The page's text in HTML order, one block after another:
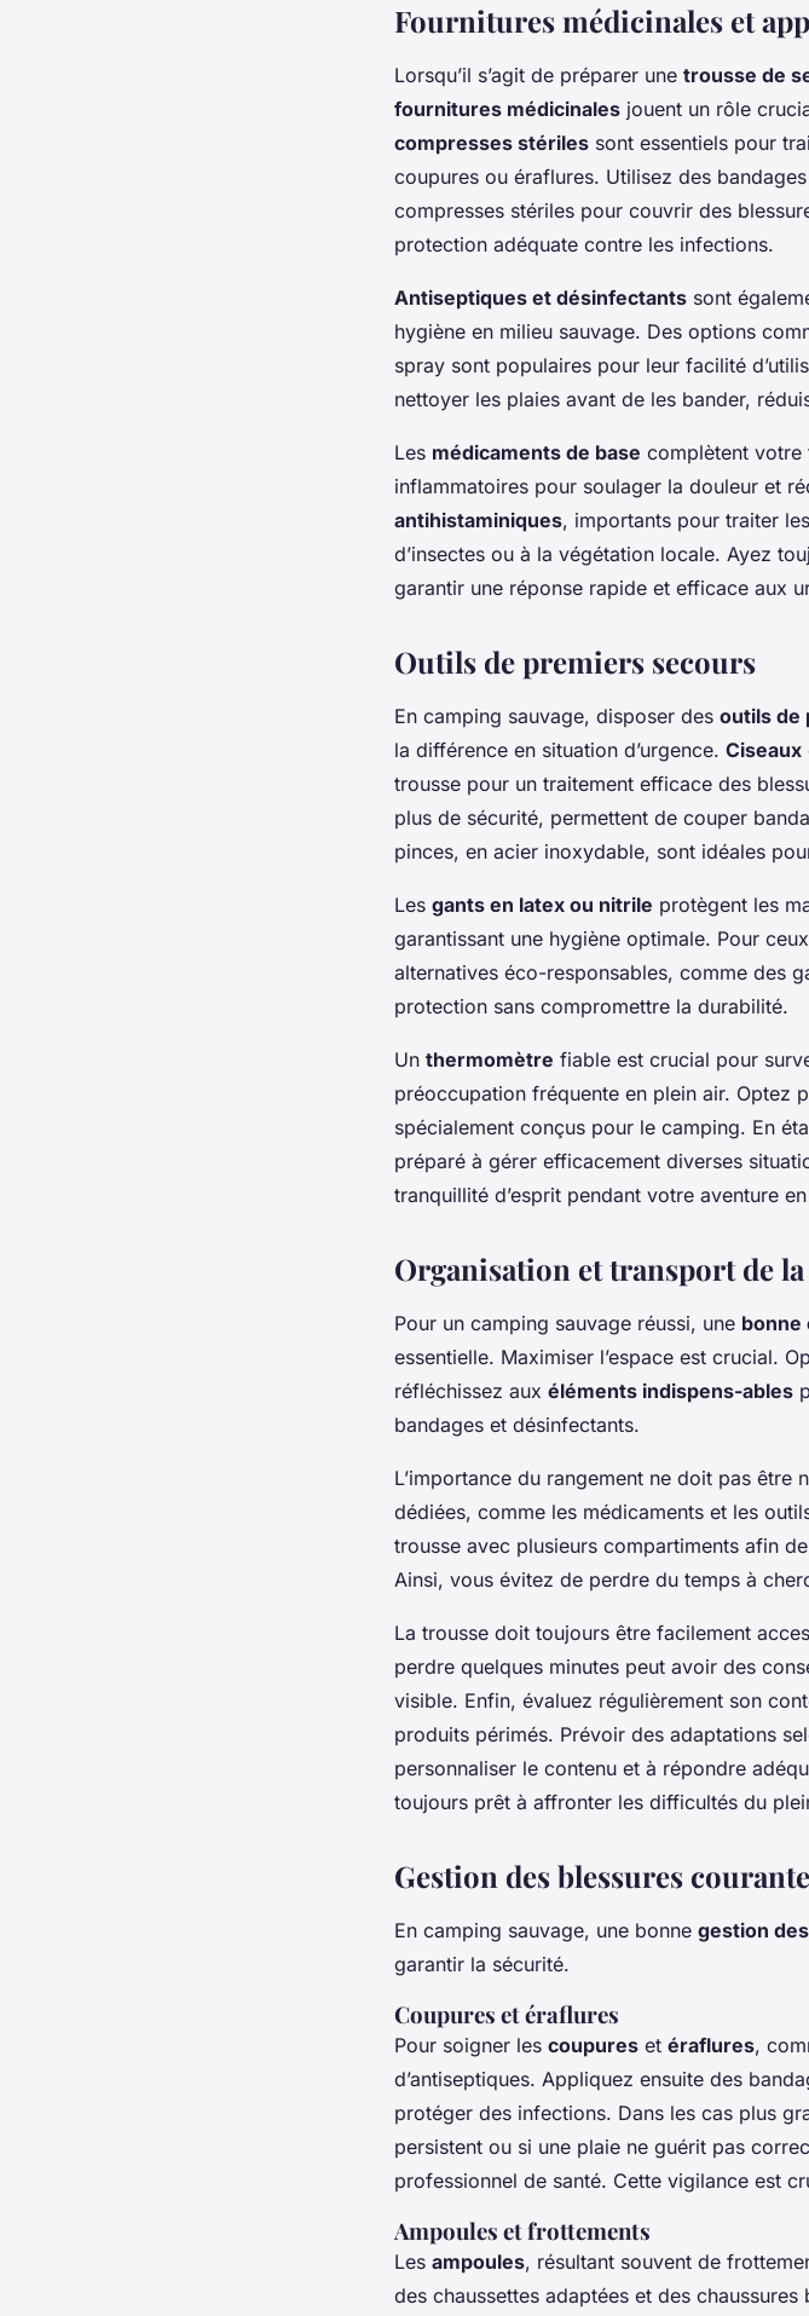
Fournitures médicinales et
Lorsqu’il s’agit de préparer une trousse de
fournitures médicinales jouent un rôle
compresses stériles sont essentiels pour
coupures ou éraflures. Utilisez des
compresses stériles pour couvrir des
protection adéquate contre les infections.
Antiseptiques et désinfectants sont
hygiène en milieu sauvage. Des options
spray sont populaires pour leur facilité
nettoyer les plaies avant de les bander,
Les médicaments de base complètent votre
inflammatoires pour soulager la douleur et
antihistaminiques, importants pour traiter
d’insectes ou à la végétation locale. Ayez
garantir une réponse rapide et efficace aux
Outils de premiers secours
En camping sauvage, disposer des outils de
la différence en situation d’urgence. Ciseaux
trousse pour un traitement efficace des
plus de sécurité, permettent de couper
pinces, en acier inoxydable, sont idéales
Les gants en latex ou nitrile protègent les
garantissant une hygiène optimale. Pour
alternatives éco-responsables, comme des
protection sans compromettre la durabilité.
Un thermomètre fiable est crucial pour
préoccupation fréquente en plein air. Optez
spécialement conçus pour le camping. En
préparé à gérer efficacement diverses
tranquillité d’esprit pendant votre aventure
Organisation et transport de
Pour un camping sauvage réussi, une bonne
essentielle. Maximiser l’espace est crucial.
réfléchissez aux éléments indispens-ables
bandages et désinfectants.
L’importance du rangement ne doit pas
dédiées, comme les médicaments et les
trousse avec plusieurs compartiments afin
Ainsi, vous évitez de perdre du temps à
La trousse doit toujours être facilement
perdre quelques minutes peut avoir des
visible. Enfin, évaluez régulièrement son
produits périmés. Prévoir des adaptations
personnaliser le contenu et à répondre
toujours prêt à affronter les difficultés du
Gestion des blessures
En camping sauvage, une bonne gestion
garantir la sécurité.
Coupures et éraflures
Pour soigner les coupures et éraflures,
d’antiseptiques. Appliquez ensuite des
protéger des infections. Dans les cas plus
persistent ou si une plaie ne guérit pas
professionnel de santé. Cette vigilance est
Ampoules et frottements
Les ampoules, résultant souvent de
des chaussettes adaptées et des